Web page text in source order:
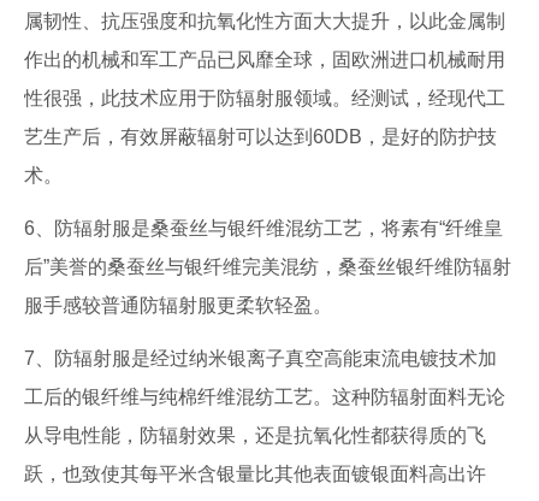
属韧性、抗压强度和抗氧化性方面大大提升，以此金属制
作出的机械和军工产品已风靡全球，固欧洲进口机械耐用
性很强，此技术应用于防辐射服领域。经测试，经现代工
艺生产后，有效屏蔽辐射可以达到60DB，是好的防护技
术。
6、防辐射服是桑蚕丝与银纤维混纺工艺，将素有“纤维皇
后”美誉的桑蚕丝与银纤维完美混纺，桑蚕丝银纤维防辐射
服手感较普通防辐射服更柔软轻盈。
7、防辐射服是经过纳米银离子真空高能束流电镀技术加
工后的银纤维与纯棉纤维混纺工艺。这种防辐射面料无论
从导电性能，防辐射效果，还是抗氧化性都获得质的飞
跃，也致使其每平米含银量比其他表面镀银面料高出许